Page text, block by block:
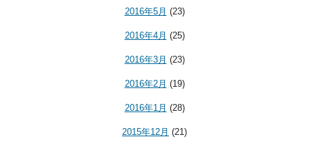
2016年5月 (23)
2016年4月 (25)
2016年3月 (23)
2016年2月 (19)
2016年1月 (28)
2015年12月 (21)